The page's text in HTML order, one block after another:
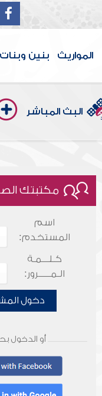
المواريث بنين وبنات
البث المباشر
مكتبتك
اسم
المستخدم:
كـلـــمـة
الـمـــــرور:
دخول
أو الدخول